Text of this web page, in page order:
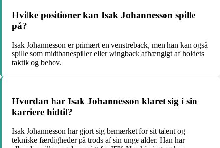
Hvilke positioner kan Isak Johannesson spille
på?
Isak Johannesson er primært en venstreback, men han kan også
spille som midtbanespiller eller wingback afhængigt af holdets
taktik og behov.
Hvordan har Isak Johannesson klaret sig i sin
karriere hidtil?
Isak Johannesson har gjort sig bemærket for sit talent og
tekniske færdigheder på trods af sin unge alder. Han har